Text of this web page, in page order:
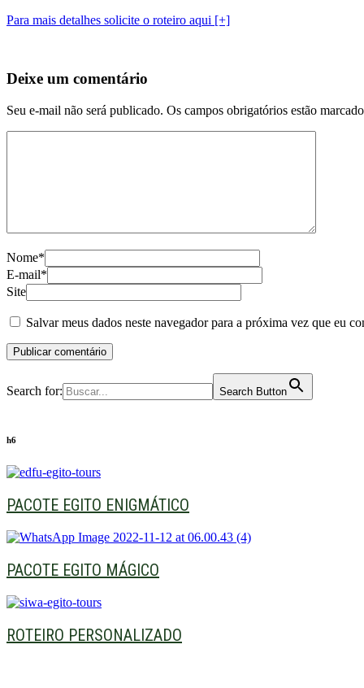
Para mais detalhes solicite o roteiro aqui [+]
Deixe um comentário
Seu e-mail não será publicado. Os campos obrigatórios estão
Nome*
E-mail*
Site
Salvar meus dados neste navegador para a próxima vez que eu
Search for: Search Button
h6
PACOTE EGITO ENIGMÁTICO
PACOTE EGITO MÁGICO
ROTEIRO PERSONALIZADO